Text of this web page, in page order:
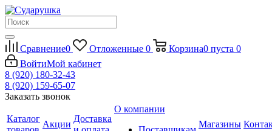
Сравнение0 Отложенные 0 Корзина0 пуста 0
ВойтиМой кабинет
8 (920) 180-32-43
8 (920) 159-65-07
Заказать звонок
Каталог
Акции
Доставка
О компании
Магазины